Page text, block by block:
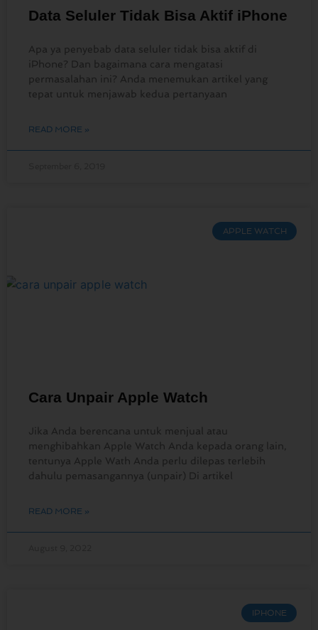
Data Seluler Tidak Bisa Aktif iPhone
Apa ya penyebab data seluler tidak bisa aktif di
iPhone? Dan bagaimana cara mengatasi
permasalahan ini? Anda menemukan artikel yang
tepat untuk menjawab kedua pertanyaan
READ MORE »
APPLE WATCH
Cara Unpair Apple Watch
Jika Anda berencana untuk menjual atau
menghibahkan Apple Watch Anda kepada orang lain,
tentunya Apple Wath Anda perlu dilepas terlebih
dahulu pemasangannya (unpair) Di artikel
READ MORE »
IPHONE